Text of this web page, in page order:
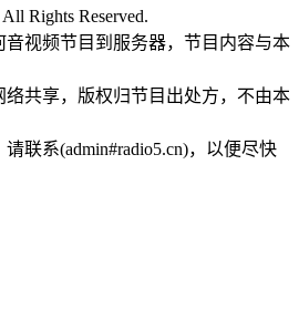
Rights Reserved.
视频节目到服务器，节目内容与本
共享，版权归节目出处方，不由本
联系(admin#radio5.cn)，以便尽快